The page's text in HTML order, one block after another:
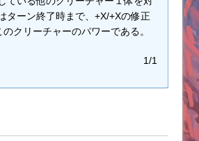
ターン終了時まで、+X/+Xの修正
クリーチャーのパワーである。
1/1